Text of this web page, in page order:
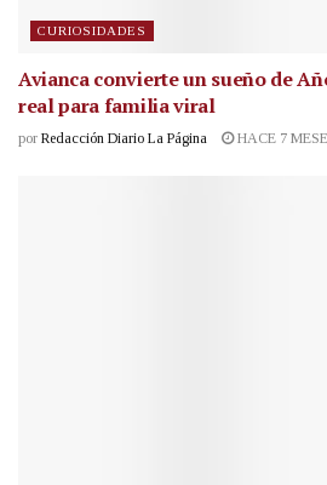
CURIOSIDADES
Avianca convierte un sueño de
real para familia viral
por Redacción Diario La Página HACE 7